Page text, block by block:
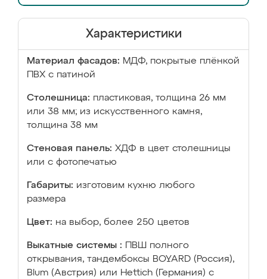
Характеристики
Материал фасадов: МДФ, покрытые плёнкой
ПВХ с патиной
Столешница: пластиковая, толщина 26 мм
или 38 мм; из искусственного камня,
толщина 38 мм
Стеновая панель: ХДФ в цвет столешницы
или с фотопечатью
Габариты: изготовим кухню любого
размера
Цвет: на выбор, более 250 цветов
Выкатные системы :
ПВШ полного
открывания, тандембоксы BOYARD (Россия),
Blum (Австрия) или Hettich (Германия) с